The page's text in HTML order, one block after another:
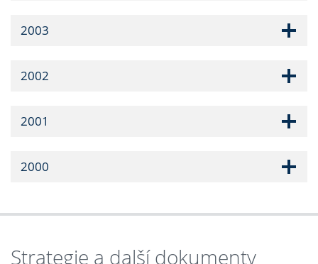
2003
2002
2001
2000
Strategie a další dokumenty